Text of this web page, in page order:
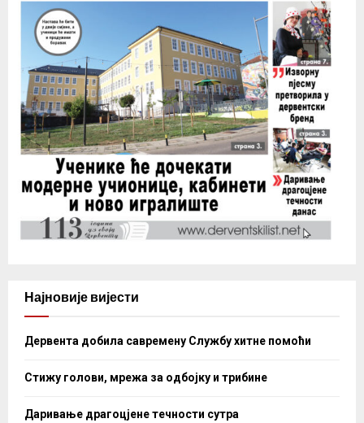
Најновије вијести
Дервента добила савремену Службу хитне помоћи
Стижу голови, мрежа за одбојку и трибине
Даривање драгоцјене течности сутра